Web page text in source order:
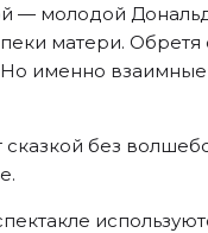
— молодой
матери.
именно взаимные
сказкой без